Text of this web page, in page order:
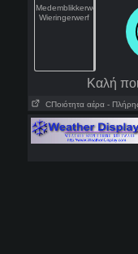
Medemblikkerweg
Wieringerwerf
Kαλή
CΠοιότητα αέρα -